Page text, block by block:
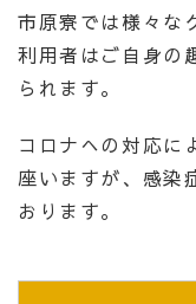
市原寮では様々な
利用者はご自身の
られます。
コロナへの対応に
座いますが、感染
おります。